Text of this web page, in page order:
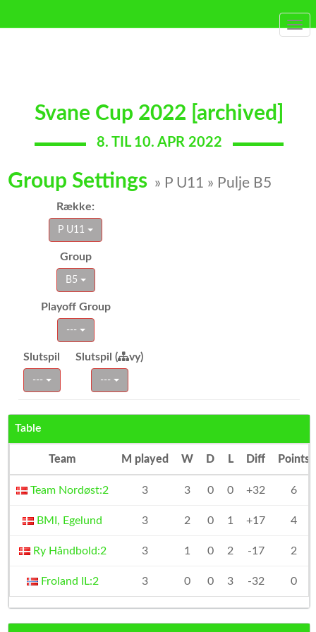
Svane Cup 2022 [archived]
8. TIL 10. APR 2022
Group Settings » P U11 » Pulje B5
Række:
P U11
Group
B5
Playoff Group
---
Slutspil Slutspil ( vy)
--- ---
Table
Team M played W D L Diff Points
Team Nordøst:2 3 3 0 0 +32 6
BMI, Egelund 3 2 0 1 +17 4
Ry Håndbold:2 3 1 0 2 -17 2
Froland IL:2 3 0 0 3 -32 0